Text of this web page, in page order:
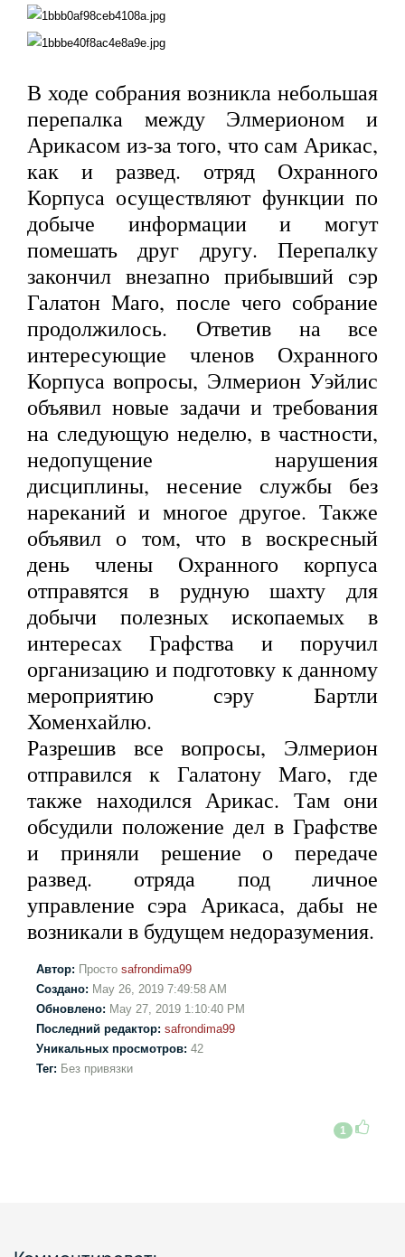
В ходе собрания возникла небольшая
перепалка между Элмерионом и
Арикасом из-за того, что сам Арикас,
как и развед. отряд Охранного
Корпуса осуществляют функции по
добыче информации и могут
помешать друг другу. Перепалку
закончил внезапно прибывший сэр
Галатон Маго, после чего собрание
продолжилось. Ответив на все
интересующие членов Охранного
Корпуса вопросы, Элмерион Уэйлис
объявил новые задачи и требования
на следующую неделю, в частности,
недопущение нарушения
дисциплины, несение службы без
нареканий и многое другое. Также
объявил о том, что в воскресный
день члены Охранного корпуса
отправятся в рудную шахту для
добычи полезных ископаемых в
интересах Графства и поручил
организацию и подготовку к данному
мероприятию сэру Бартли
Хоменхайлю.
Разрешив все вопросы, Элмерион
отправился к Галатону Маго, где
также находился Арикас. Там они
обсудили положение дел в Графстве
и приняли решение о передаче
развед. отряда под личное
управление сэра Арикаса, дабы не
возникали в будущем недоразумения.
Автор: Просто safrondima99
Создано: May 26, 2019 7:49:58 AM
Обновлено: May 27, 2019 1:10:40 PM
Последний редактор: safrondima99
Уникальных просмотров: 42
Тег: Без привязки
1